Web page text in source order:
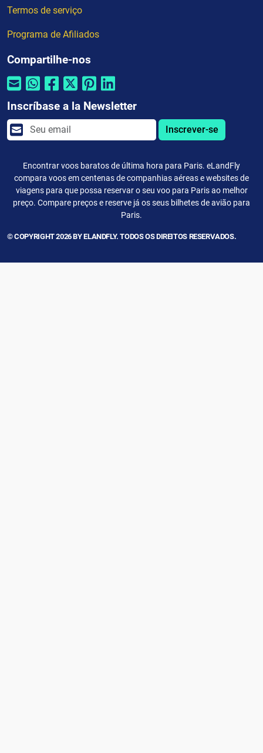
Termos de serviço
Programa de Afiliados
Compartilhe-nos
Inscríbase a la Newsletter
Inscrever-se
Encontrar voos baratos de última hora para Paris. eLandFly
compara voos em centenas de companhias aéreas e websites de
viagens para que possa reservar o seu voo para Paris ao melhor
preço. Compare preços e reserve já os seus bilhetes de avião para
Paris.
© COPYRIGHT 2026 BY ELANDFLY. TODOS OS DIREITOS RESERVADOS.